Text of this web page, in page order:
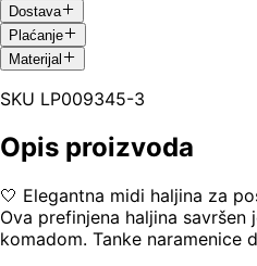
Dostava
Plaćanje
Materijal
SKU LP009345-3
Opis proizvoda
🤍 Elegantna midi haljina za
Ova prefinjena haljina
komadom. Tanke